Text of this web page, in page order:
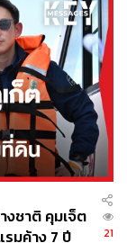
Syrskyii) ผู้
งทัพเคียฟ
1,000 ตาราง
าดิเมียร์ ปูติน ได้
มช่วยเหลือ
ว่า “ยูเครนจะ
องยูเครน
งชาติ คุมเจ็ต
มค้าง 7 ปี
21